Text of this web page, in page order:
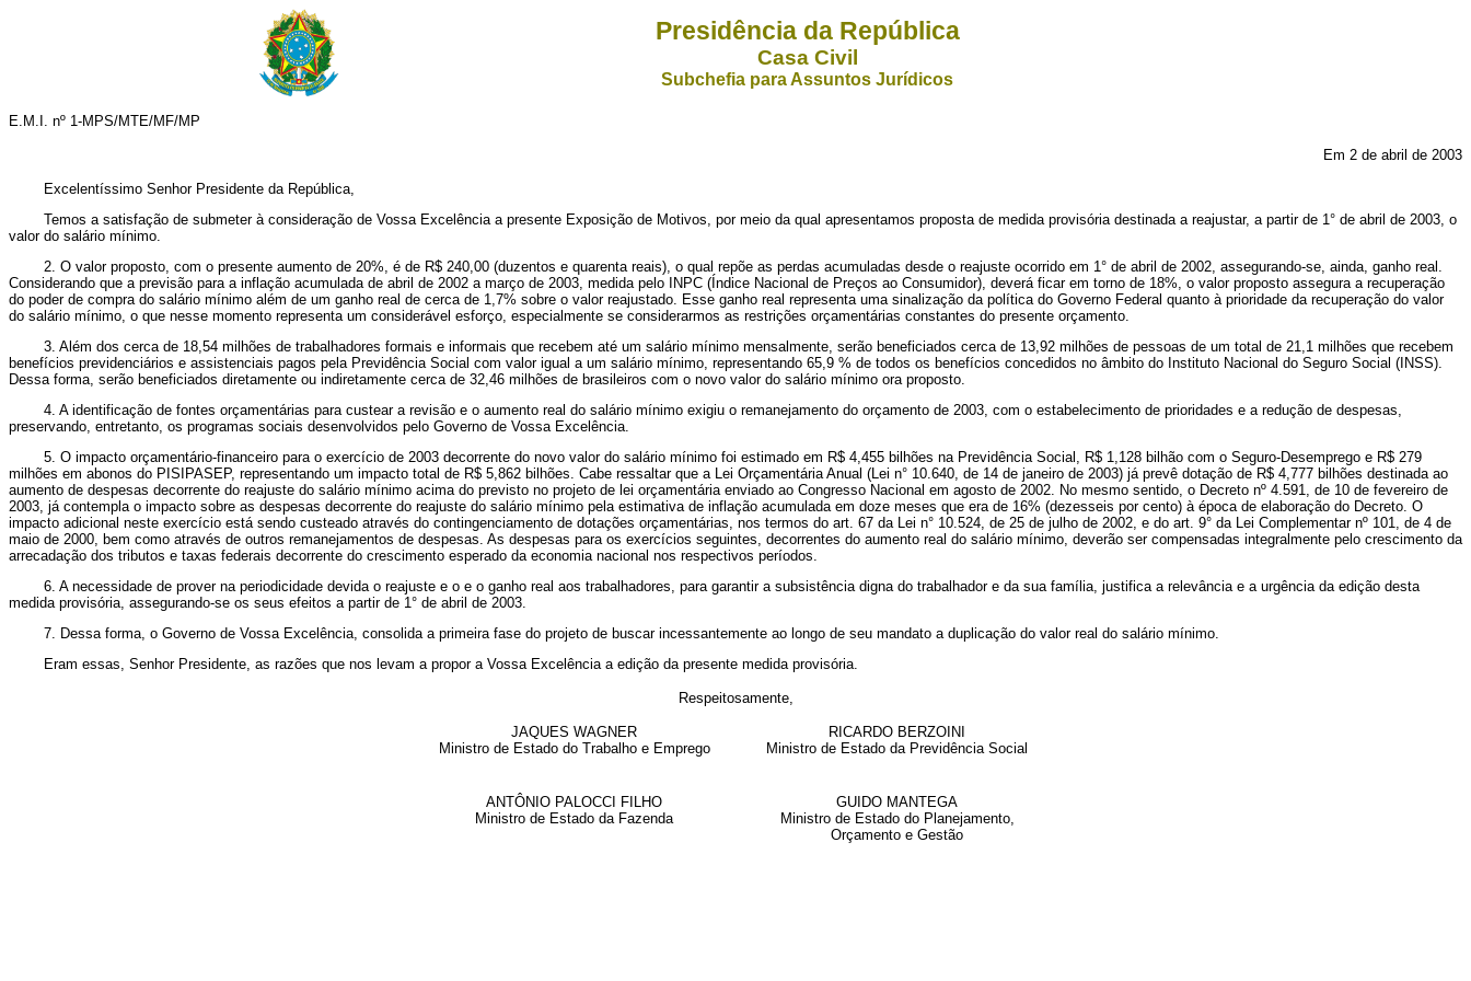
Presidência da República
Casa Civil
Subchefia para Assuntos Jurídicos
E.M.I. nº 1-MPS/MTE/MF/MP
Em 2 de abril de 2003
Excelentíssimo Senhor Presidente da República,
Temos a satisfação de submeter à consideração de Vossa Excelência a presente Exposição de Motivos, por meio da qual apresentamos proposta de medida provisória destinada a reajustar, a partir de 1° de abril de 2003, o
valor do salário mínimo.
2. O valor proposto, com o presente aumento de 20%, é de R$ 240,00 (duzentos e quarenta reais), o qual repõe as perdas acumuladas desde o reajuste ocorrido em 1° de abril de 2002, assegurando-se, ainda, ganho real.
Considerando que a previsão para a inflação acumulada de abril de 2002 a março de 2003, medida pelo INPC (Índice Nacional de Preços ao Consumidor), deverá ficar em torno de 18%, o valor proposto assegura a recuperação
do poder de compra do salário mínimo além de um ganho real de cerca de 1,7% sobre o valor reajustado. Esse ganho real representa uma sinalização da política do Governo Federal quanto à prioridade da recuperação do valor
do salário mínimo, o que nesse momento representa um considerável esforço, especialmente se considerarmos as restrições orçamentárias constantes do presente orçamento.
3. Além dos cerca de 18,54 milhões de trabalhadores formais e informais que recebem até um salário mínimo mensalmente, serão beneficiados cerca de 13,92 milhões de pessoas de um total de 21,1 milhões que recebem
benefícios previdenciários e assistenciais pagos pela Previdência Social com valor igual a um salário mínimo, representando 65,9 % de todos os benefícios concedidos no âmbito do Instituto Nacional do Seguro Social (INSS).
Dessa forma, serão beneficiados diretamente ou indiretamente cerca de 32,46 milhões de brasileiros com o novo valor do salário mínimo ora proposto.
4. A identificação de fontes orçamentárias para custear a revisão e o aumento real do salário mínimo exigiu o remanejamento do orçamento de 2003, com o estabelecimento de prioridades e a redução de despesas,
preservando, entretanto, os programas sociais desenvolvidos pelo Governo de Vossa Excelência.
5. O impacto orçamentário-financeiro para o exercício de 2003 decorrente do novo valor do salário mínimo foi estimado em R$ 4,455 bilhões na Previdência Social, R$ 1,128 bilhão com o Seguro-Desemprego e R$ 279
milhões em abonos do PISIPASEP, representando um impacto total de R$ 5,862 bilhões. Cabe ressaltar que a Lei Orçamentária Anual (Lei n° 10.640, de 14 de janeiro de 2003) já prevê dotação de R$ 4,777 bilhões destinada ao
aumento de despesas decorrente do reajuste do salário mínimo acima do previsto no projeto de lei orçamentária enviado ao Congresso Nacional em agosto de 2002. No mesmo sentido, o Decreto nº 4.591, de 10 de fevereiro de
2003, já contempla o impacto sobre as despesas decorrente do reajuste do salário mínimo pela estimativa de inflação acumulada em doze meses que era de 16% (dezesseis por cento) à época de elaboração do Decreto. O
impacto adicional neste exercício está sendo custeado através do contingenciamento de dotações orçamentárias, nos termos do art. 67 da Lei n° 10.524, de 25 de julho de 2002, e do art. 9° da Lei Complementar nº 101, de 4 de
maio de 2000, bem como através de outros remanejamentos de despesas. As despesas para os exercícios seguintes, decorrentes do aumento real do salário mínimo, deverão ser compensadas integralmente pelo crescimento da
arrecadação dos tributos e taxas federais decorrente do crescimento esperado da economia nacional nos respectivos períodos.
6. A necessidade de prover na periodicidade devida o reajuste e o e o ganho real aos trabalhadores, para garantir a subsistência digna do trabalhador e da sua família, justifica a relevância e a urgência da edição desta
medida provisória, assegurando-se os seus efeitos a partir de 1° de abril de 2003.
7. Dessa forma, o Governo de Vossa Excelência, consolida a primeira fase do projeto de buscar incessantemente ao longo de seu mandato a duplicação do valor real do salário mínimo.
Eram essas, Senhor Presidente, as razões que nos levam a propor a Vossa Excelência a edição da presente medida provisória.
Respeitosamente,
JAQUES WAGNER
Ministro de Estado do Trabalho e Emprego
RICARDO BERZOINI
Ministro de Estado da Previdência Social
ANTÔNIO PALOCCI FILHO
Ministro de Estado da Fazenda
GUIDO MANTEGA
Ministro de Estado do Planejamento,
Orçamento e Gestão